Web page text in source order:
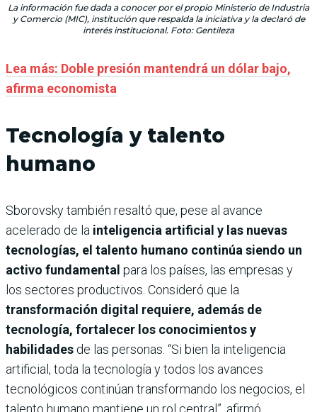
La información fue dada a conocer por el propio Ministerio de Industria
y Comercio (MIC), institución que respalda la iniciativa y la declaró de
interés institucional. Foto: Gentileza
Lea más: Doble presión mantendrá un dólar bajo,
afirma economista
Tecnología y talento
humano
Sborovsky también resaltó que, pese al avance
acelerado de la inteligencia artificial y las nuevas
tecnologías, el talento humano continúa siendo un
activo fundamental para los países, las empresas y
los sectores productivos. Consideró que la
transformación digital requiere, además de
tecnología, fortalecer los conocimientos y
habilidades de las personas. “Si bien la inteligencia
artificial, toda la tecnología y todos los avances
tecnológicos continúan transformando los negocios, el